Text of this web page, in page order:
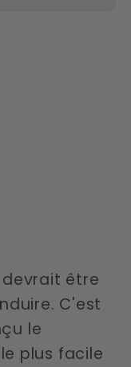
être
C'est
le
plus facile